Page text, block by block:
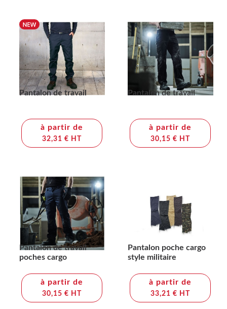
Pantalon de travail
à partir de
32,31 € HT
Pantalon de travail
à partir de
30,15 € HT
Pantalon de travail
poches cargo
à partir de
30,15 € HT
Pantalon poche cargo
style militaire
à partir de
33,21 € HT